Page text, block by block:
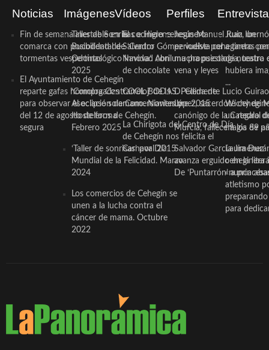
Noticias
Fin de semana inestable en la
comarca con posibilidad de
tormentas vespertinas
El Ayuntamiento de Cehegín
reparte gafas homologadas
para observar el eclipse solar
del 12 de agosto de forma
segura
Imágenes
Taller de Sonrisas e Higiene
Bucodental de ‘Centro
Odontológico Innova’. Abril
2025
‘Compra Contrarreloj’ de la
Asociación de Comerciantes y
Hosteleros de Cehegín.
Febrero 2025
‘Taller de sonrisas’ por Día
Mundial de la Felicidad. Marzo
2024
Los comercios de Cehegín se
unen a la lucha contra el
cáncer de mama. Octubre
2022
Vídeos
El cocinero ceheginero
Salvador Gómez vuelve por
Navidad con una propuesta
de chocolate
COOL BODAS. Pedida de
mano. Noviembre 2015
La Chirigota del Centro de Día
de Cehegín nos felicita el
Carnaval 2015
Perfiles
Jesús Manuel Ruiz, un
periodista ceheginero con
mucha psicología, teatro
vena y leyes
D. Clemente Lucio Guirao
López, sacerdote
canónigo de la Catedral
Murcia, fallece a los 89
Salvador García Jiménez
avanza erguido en la
De ‘Puntarrón’ a
Juan
a tantas
de nuestra
hubiera
...
Wichy de
un regalo
magia de
Laura
ceheginera
«nunca
atletismo
para